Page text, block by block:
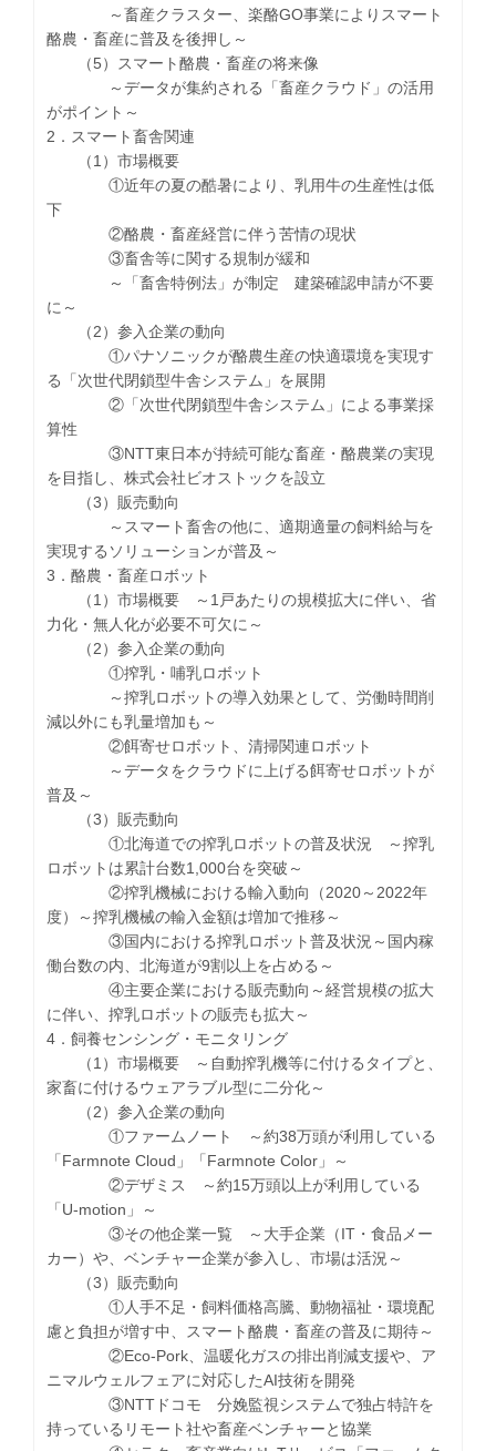
～畜産クラスター、楽酪GO事業によりスマート
酪農・畜産に普及を後押し～
（5）スマート酪農・畜産の将来像
～データが集約される「畜産クラウド」の活用
がポイント～
2．スマート畜舎関連
（1）市場概要
①近年の夏の酷暑により、乳用牛の生産性は低
下
②酪農・畜産経営に伴う苦情の現状
③畜舎等に関する規制が緩和
～「畜舎特例法」が制定 建築確認申請が不要
に～
（2）参入企業の動向
①パナソニックが酪農生産の快適環境を実現す
る「次世代閉鎖型牛舎システム」を展開
②「次世代閉鎖型牛舎システム」による事業採
算性
③NTT東日本が持続可能な畜産・酪農業の実現
を目指し、株式会社ビオストックを設立
（3）販売動向
～スマート畜舎の他に、適期適量の飼料給与を
実現するソリューションが普及～
3．酪農・畜産ロボット
（1）市場概要 ～1戸あたりの規模拡大に伴い、省
力化・無人化が必要不可欠に～
（2）参入企業の動向
①搾乳・哺乳ロボット
～搾乳ロボットの導入効果として、労働時間削
減以外にも乳量増加も～
②餌寄せロボット、清掃関連ロボット
～データをクラウドに上げる餌寄せロボットが
普及～
（3）販売動向
①北海道での搾乳ロボットの普及状況 ～搾乳
ロボットは累計台数1,000台を突破～
②搾乳機械における輸入動向（2020～2022年
度）～搾乳機械の輸入金額は増加で推移～
③国内における搾乳ロボット普及状況～国内稼
働台数の内、北海道が9割以上を占める～
④主要企業における販売動向～経営規模の拡大
に伴い、搾乳ロボットの販売も拡大～
4．飼養センシング・モニタリング
（1）市場概要 ～自動搾乳機等に付けるタイプと、
家畜に付けるウェアラブル型に二分化～
（2）参入企業の動向
①ファームノート ～約38万頭が利用している
「Farmnote Cloud」「Farmnote Color」～
②デザミス ～約15万頭以上が利用している
「U-motion」～
③その他企業一覧 ～大手企業（IT・食品メー
カー）や、ベンチャー企業が参入し、市場は活況～
（3）販売動向
①人手不足・飼料価格高騰、動物福祉・環境配
慮と負担が増す中、スマート酪農・畜産の普及に期待～
②Eco-Pork、温暖化ガスの排出削減支援や、ア
ニマルウェルフェアに対応したAI技術を開発
③NTTドコモ 分娩監視システムで独占特許を
持っているリモート社や畜産ベンチャーと協業